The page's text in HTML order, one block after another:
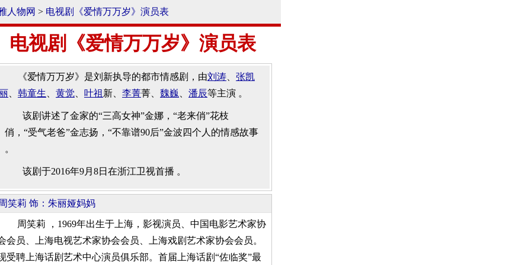
人物网 > 电视剧《爱情万万岁》演员表
电视剧《爱情万万岁》演员表
爱情万万岁》是刘新执导的都市情感剧，由刘涛
张凯
韩童生 黄觉 叶祖 新、 李菁菁、 魏巍 潘辰等主演 。
该剧讲述了金家的“三高女神”金娜，“老来俏”花枝
俏，“受气老爸”金志扬，“不靠谱90后”金波四个人的情感故事
。
该剧于2016年9月8日在浙江卫视首播 。
笑莉 饰：朱丽娅妈妈
笑莉 ，1969年出生于上海，影视演员、中国电影艺术家协
会员、上海电视艺术家协会会员、上海戏剧艺术家协会会员。
受聘上海话剧艺术中心演员俱乐部。首届上海话剧“佐临奖”最